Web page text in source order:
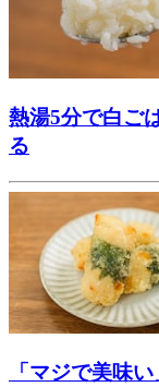
熱湯5分で白ご
る
「マジで美味